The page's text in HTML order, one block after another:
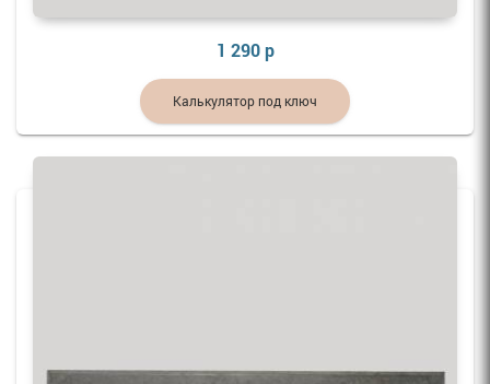
1 290 р
Калькулятор под ключ